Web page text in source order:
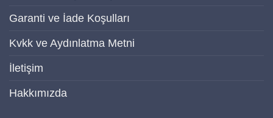
Garanti ve İade Koşulları
Kvkk ve Aydınlatma Metni
İletişim
Hakkımızda